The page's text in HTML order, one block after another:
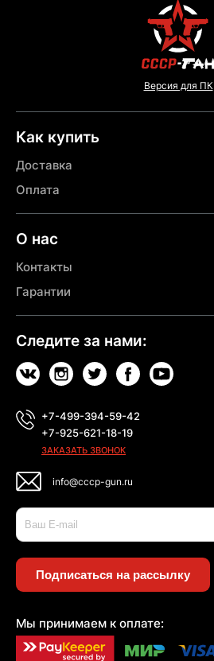
Версия для ПК
Как купить
Доставка
Оплата
О нас
Контакты
Гарантии
Следите за нами:
+7-499-394-59-42
+7-925-621-18-19
ЗАКАЗАТЬ ЗВОНОК
info@cccp-gun.ru
Подписаться на рассылку
Мы принимаем к оплате: